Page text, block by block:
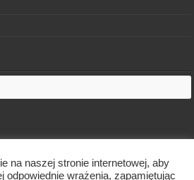
na naszej stronie internetowej, aby
odpowiednie wrażenia, zapamiętując